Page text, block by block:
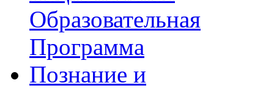
Образовательная
Программа
Познание и